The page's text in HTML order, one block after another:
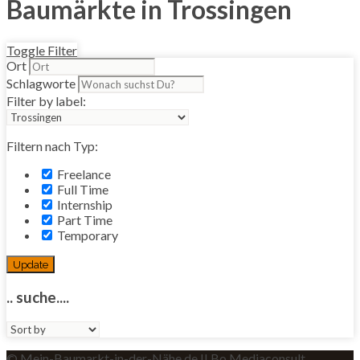
Baumärkte in Trossingen
Toggle Filter
Ort
Schlagworte
Filter by label:
Filtern nach Typ:
Freelance
Full Time
Internship
Part Time
Temporary
Update
.. suche....
Sort